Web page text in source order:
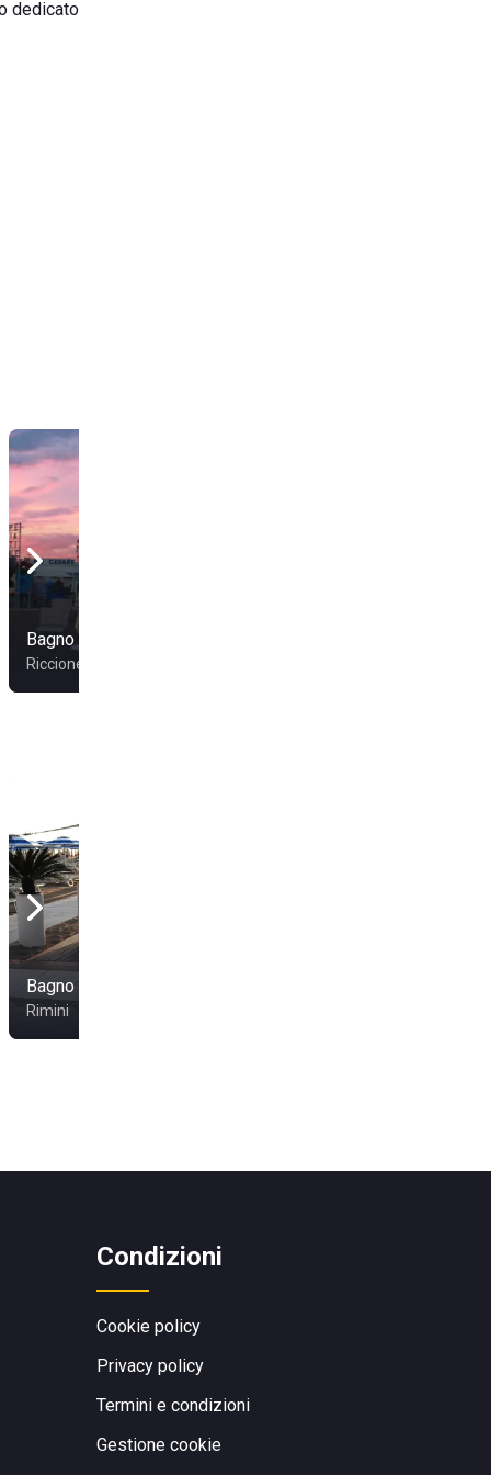
dedicato
Bagno Cesare 50
Riccione
Bagno Onda 43
Rimini
Condizioni
Cookie policy
Privacy policy
Termini e condizioni
Gestione cookie